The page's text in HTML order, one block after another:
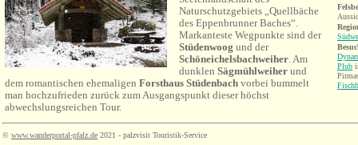
Naturschutzgebiets „Quellbäche
des Eppenbrunner Baches“.
Markanteste Wegpunkte sind der
Stüdenwoog und der
Schöneichelsbachweiher. Am
dunklen Sägmühlweiher und
dem romantischen ehemaligen Forsthaus Stüdenbach vorbei bummelt
man hochzufrieden zurück zum Ausgangspunkt dieser höchst
abwechslungsreichen Tour.
Plub
© www.wanderportal-pfalz.de 2021 - palzvisit Touristik-Service